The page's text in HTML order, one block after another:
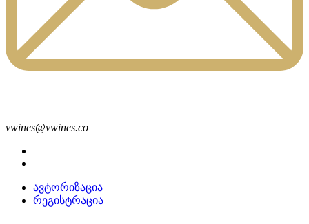
vwines@vwines.co
ავტორიზაცია
რეგისტრაცია